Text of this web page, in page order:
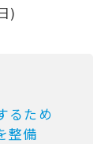
)
るため
整備